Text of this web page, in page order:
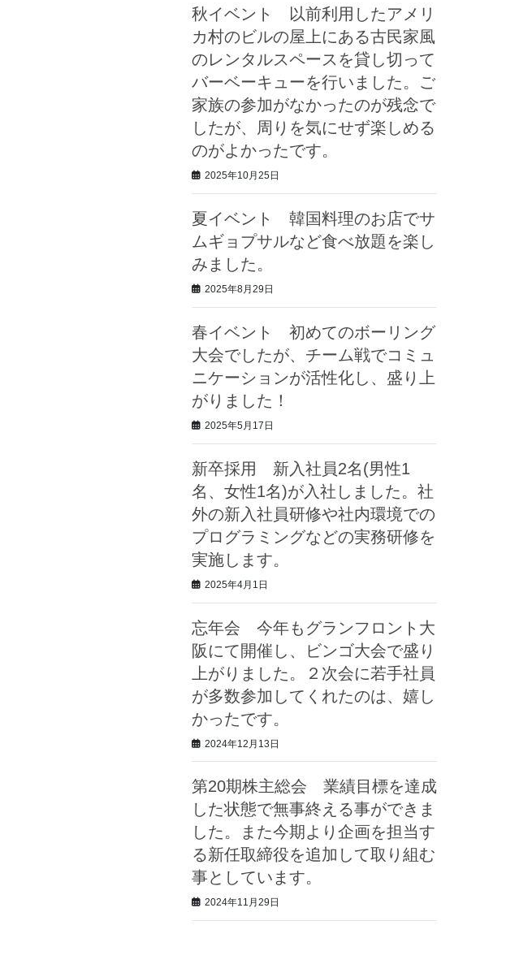
秋イベント 以前利用したアメリ
カ村のビルの屋上にある古民家風
のレンタルスペースを貸し切って
バーベーキューを行いました。ご
家族の参加がなかったのが残念で
したが、周りを気にせず楽しめる
のがよかったです。
2025年10月25日
夏イベント 韓国料理のお店でサ
ムギョプサルなど食べ放題を楽し
みました。
2025年8月29日
春イベント 初めてのボーリング
大会でしたが、チーム戦でコミュ
ニケーションが活性化し、盛り上
がりました！
2025年5月17日
新卒採用 新入社員2名(男性1
名、女性1名)が入社しました。社
外の新入社員研修や社内環境での
プログラミングなどの実務研修を
実施します。
2025年4月1日
忘年会 今年もグランフロント大
阪にて開催し、ビンゴ大会で盛り
上がりました。２次会に若手社員
が多数参加してくれたのは、嬉し
かったです。
2024年12月13日
第20期株主総会 業績目標を達成
した状態で無事終える事ができま
した。また今期より企画を担当す
る新任取締役を追加して取り組む
事としています。
2024年11月29日